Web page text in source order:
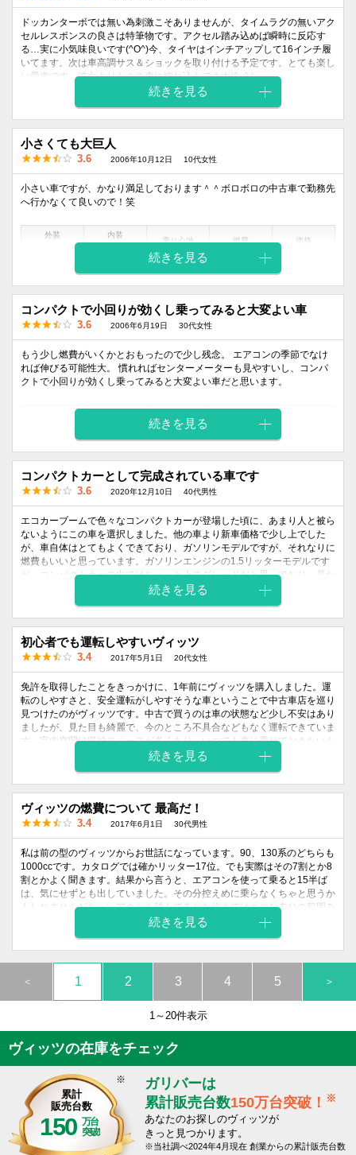
外装
デザイン
内装
デザイン
乗り心地 燃費 価格
5 3 4 3 3
ドッカンターボでは無い為刺激こそありませんが、タイムラグの無いアク
セルレスポンスの良さは特筆物です。アクセル踏み込めば瞬時に反応す
る…実に小気味良いです(^O^)今、タイヤはインチアップして16インチ履
いてます。次は車高調サス＆ショックを取り付ける予定です。とても楽し
い愛車です。彼女よりもこの車に惚れ込んでます(^_^;)
デザイン
内装
デザイン
3
続きを見る
小さくても大巨人
3.6 2006年10月12日 10代女性
小さい車ですが、かなり満足しております＾＾ボロボロの中古車で勤務先
へ行かなくて良いので！笑
外装
内装
乗り心地 燃費 価格
4
続きを見る
コンパクトで小回りが効くし乗ってみると大変よい車
3.6 2006年6月19日 30代女性
もう少し燃費がいくかとおもったので少し残念。 エアコンの季節でなけ
れば伸びる可能性大。 慣れればセンターメーターも見やすいし、コンパ
クトで小回りが効くし乗ってみると大変よい車だと思います。
乗り心地
続きを見る
コンパクトカーとして完成されている車です
3.6 2020年12月10日 40代男性
エコカーブームで色々なコンパクトカーが登場した頃に、あまり人と被ら
ないようにこの車を選択しました。他の車より新車価格で少し上でした
が、車自体はとてもよくできており、ガソリンモデルですが、それなりに
燃費もいいと思っています。ガソリンエンジンの1.5リッターモデルです
が、コンパクトカーの中ではちょっと上のグレードだと思っており、見た
目から気に入っています。走行性能も一般的なセダンと比較して劣るもの
ではなく、小回りが効き、駐車の際にも楽なので、街乗りやちょっとした
遠出くらいであれば十分な性能のある車です。
外装
デザイン
内装
デザイン
乗り心地
続きを見る
初心者でも運転しやすいヴィッツ
3.4 2017年5月1日 20代女性
免許を取得したことをきっかけに、1年前にヴィッツを購入しました。運
転のしやすさと、安全運転がしやすそうな車ということで中古車店を巡り
見つけたのがヴィッツです。中古で買うのは車の状態など少し不安はあり
ましたが、見た目も綺麗で、今のところ不具合などもなく運転できていま
す。室内空間は収納スペースが多くあり、いつでも車に乗せておきたいも
のをスッキリ綺麗に収納することができ良いです。コンパクトなのでお店
の駐車場もすんなり止めることができますし、住宅街でのほかの車とのす
れ違いも困ったことはありません。また、もしものためのブレーキアシス
トや緊急ブレーキシグナルなど安全装備もついていて安心感につながりま
した。
外装
デザイン
内装
デザイン
乗り心地
4 4 3 3 3
続きを見る
ヴィッツの燃費について 最高だ！
3.4 2017年6月1日 30代男性
私は前の型のヴィッツからお世話になっています。90、130系のどちらも
1000ccです。カタログでは確かリッター17位。でも実際はその7割とか8
割とかよく聞きます。結果から言うと、エアコンを使って乗ると15半ば
は、気にせずとも出していました。その分控えめに乗らなくちゃと思うか
もしれませんがちょいアクセル踏んでるかな位まではエコな走りの範囲み
たい。なぜならメーターにECO走行ですよって言うランプがついてます
から。これは便利です。ランプは今の型から付いていますよ。それに平均
燃費計も付いているから今日だけじゃなく長い間での燃費も分かるからと
ても良いです。さすがトヨタさん、痒いところまで届いてます。大人4人
を乗せてもさほど燃費は悪くないです。発進時だけで燃料を多く使うから
でしょうか。確かタンク容量は42Ｌかな。小さくても遠くまで走れるっ
てことでしょうか？燃費優等生ですよ（笑）
デザイン
デザイン
3 3 4 4 3
続きを見る
＜ 1 2 3 4 5 ＞
1～20件表示
ヴィッツの在庫をチェック
累計
販売台数
150 万台
突破
※
ガリバーは
累計販売台数150万台突破！ ※
あなたのお探しのヴィッツが
きっと見つかります。
当社調べ2024年4月現在 創業からの累計販売台数